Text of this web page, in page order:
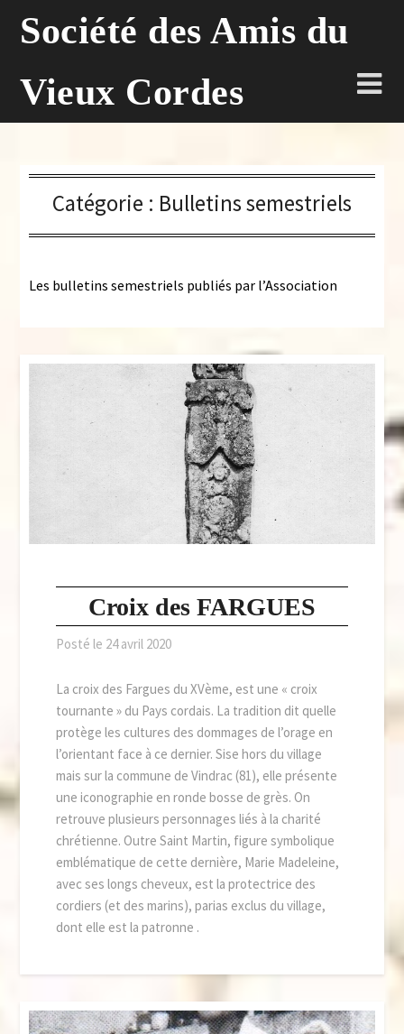
Société des Amis du
Vieux Cordes
Catégorie : Bulletins semestriels
Les bulletins semestriels publiés par l’Association
Croix des FARGUES
Posté le 24 avril 2020
La croix des Fargues du XVème, est une « croix
tournante » du Pays cordais. La tradition dit quelle
protège les cultures des dommages de l’orage en
l’orientant face à ce dernier. Sise hors du village
mais sur la commune de Vindrac (81), elle présente
une iconographie en ronde bosse de grès. On
retrouve plusieurs personnages liés à la charité
chrétienne. Outre Saint Martin, figure symbolique
emblématique de cette dernière, Marie Madeleine,
avec ses longs cheveux, est la protectrice des
cordiers (et des marins), parias exclus du village,
dont elle est la patronne .